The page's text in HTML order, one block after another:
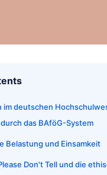
im deutschen
das BAföG-System
Belastung und Einsamkeit
Don't Tell und die